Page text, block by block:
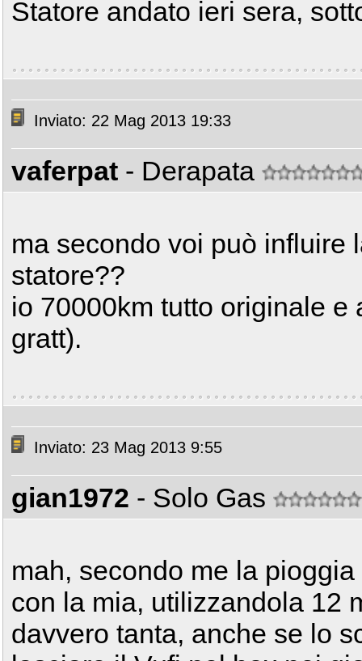
Statore andato ieri sera,
Inviato: 22 Mag 2013 19:33
vaferpat - Derapata
ma secondo voi può influire
statore??
io 70000km tutto originale e
gratt).
Inviato: 23 Mag 2013 9:55
gian1972 - Solo Gas
mah, secondo me la
con la mia, utilizzandola 12
davvero tanta, anche se lo